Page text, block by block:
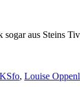
aus Steins
KSfo, Louise